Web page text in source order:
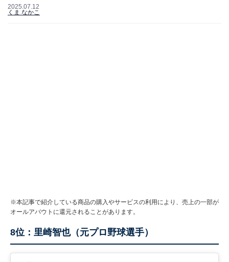
2025.07.12
くま なかこ
※本記事で紹介している商品の購入やサービスの利用により、売上の一部が
オールアバウトに還元されることがあります。
8位：里崎智也（元プロ野球選手）